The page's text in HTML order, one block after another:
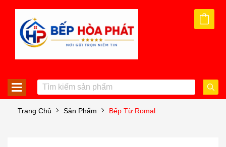
Trang Chủ Sản Phẩm Bếp Từ Romal